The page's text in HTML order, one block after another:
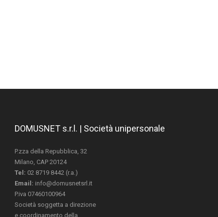
DOMUSNET s.r.l. | Società unipersonale
P.zza della Repubblica, 32
Milano, CAP 20124
Tel: 02 8719 8442 (r.a.)
Email: info@domusnetsrl.it
P.iva 07460100964
Società soggetta a direzione
e coordinamento della